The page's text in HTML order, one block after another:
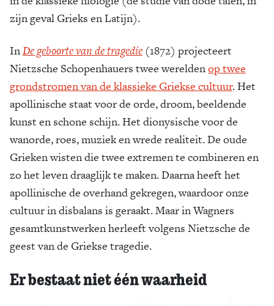
zijn geval Grieks en Latijn).
InDe geboorte van de tragedie (1872) projecteert
Nietzsche Schopenhauers twee wereldenop twee
grondstromen van de klassieke Griekse cultuur. Het
apollinische staat voor de orde, droom, beeldende
kunst en schone schijn. Het dionysische voor de
wanorde, roes, muziek en wrede realiteit. De oude
Grieken wisten die twee extremen te combineren en
zo het leven draaglijk te maken. Daarna heeft het
apollinische de overhand gekregen, waardoor onze
cultuur in disbalans is geraakt. Maar in Wagners
gesamtkunstwerken herleeft volgens Nietzsche de
geest van de Griekse tragedie.
Er bestaat niet één waarheid